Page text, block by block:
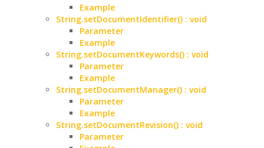
Example
String.setDocumentIdentifier() : void
Parameter
Example
String.setDocumentKeywords() : void
Parameter
Example
String.setDocumentManager() : void
Parameter
Example
String.setDocumentRevision() : void
Parameter